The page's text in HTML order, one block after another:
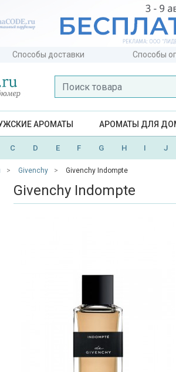
Способы доставки Способы
АРОМАТЫ АРОМАТЫ ДЛЯ
C D E F G H I J
Givenchy Givenchy Indompte
Givenchy Indompte